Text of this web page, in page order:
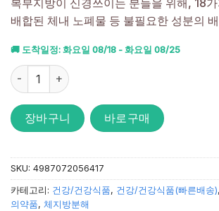
다.
복부지방이 신경쓰이는 분들을 위해, 18
배합된 체내 노폐물 등 불필요한 성분의
🚚 도착일정: 화요일 08/18 - 화요일 08/25
나이시토루Za 315정_복부비만 다이어트 수량
장바구니 바로구매
SKU: 4987072056417
카테고리: 건강/건강식품, 건강/건강식품(빠른배송),
의약품, 체지방분해